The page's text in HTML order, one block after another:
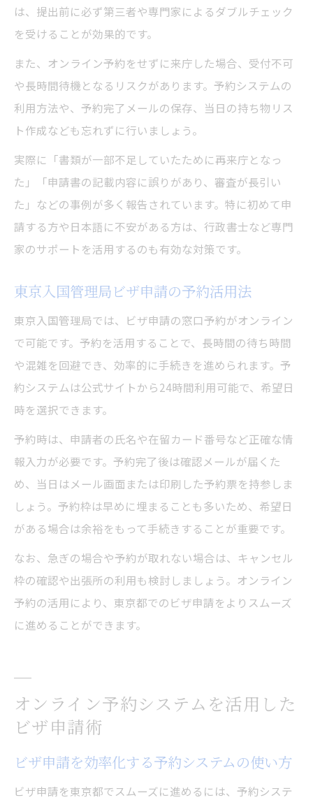
は、提出前に必ず第三者や専門家によるダブルチェック
を受けることが効果的です。
また、オンライン予約をせずに来庁した場合、受付不可
や長時間待機となるリスクがあります。予約システムの
利用方法や、予約完了メールの保存、当日の持ち物リス
ト作成なども忘れずに行いましょう。
実際に「書類が一部不足していたために再来庁となっ
た」「申請書の記載内容に誤りがあり、審査が長引い
た」などの事例が多く報告されています。特に初めて申
請する方や日本語に不安がある方は、行政書士など専門
家のサポートを活用するのも有効な対策です。
東京入国管理局ビザ申請の予約活用法
東京入国管理局では、ビザ申請の窓口予約がオンライン
で可能です。予約を活用することで、長時間の待ち時間
や混雑を回避でき、効率的に手続きを進められます。予
約システムは公式サイトから24時間利用可能で、希望日
時を選択できます。
予約時は、申請者の氏名や在留カード番号など正確な情
報入力が必要です。予約完了後は確認メールが届くた
め、当日はメール画面または印刷した予約票を持参しま
しょう。予約枠は早めに埋まることも多いため、希望日
がある場合は余裕をもって手続きすることが重要です。
なお、急ぎの場合や予約が取れない場合は、キャンセル
枠の確認や出張所の利用も検討しましょう。オンライン
予約の活用により、東京都でのビザ申請をよりスムーズ
に進めることができます。
オンライン予約システムを活用した
ビザ申請術
ビザ申請を効率化する予約システムの使い方
ビザ申請を東京都でスムーズに進めるには、予約システ